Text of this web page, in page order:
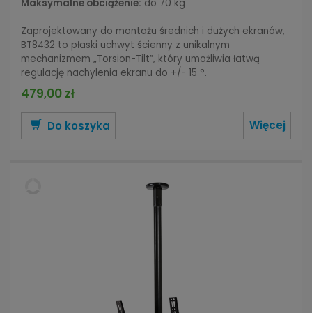
Maksymalne obciążenie: do 70 kg
Zaprojektowany do montażu średnich i dużych ekranów,
BT8432 to płaski uchwyt ścienny z unikalnym
mechanizmem „Torsion-Tilt”, który umożliwia łatwą
regulację nachylenia ekranu do +/- 15 °.
479,00 zł
Do koszyka Więcej